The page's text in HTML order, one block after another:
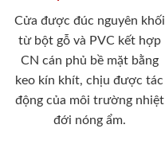
Cửa được đúc nguyên khối
từ bột gỗ và PVC kết hợp
CN cán phủ bề mặt bằng
keo kín khít, chịu được tác
động của môi trường nhiệt
đới nóng ẩm.